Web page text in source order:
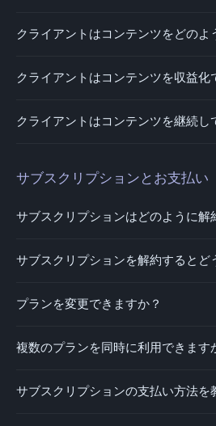
クライアントはコンテンツをどのよ
クライアントはコンテンツを収益化
クライアントはコンテンツを継続し
サブスクリプションとお支払い
サブスクリプションはどのように解
サブスクリプションを解約するとど
プランを変更できますか？
複数のプランを同時に利用できます
サブスクリプションの支払い方法を